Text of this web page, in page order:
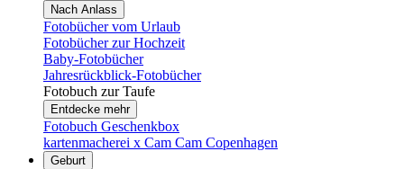
Nach Anlass
Fotobücher vom Urlaub
Fotobücher zur Hochzeit
Baby-Fotobücher
Jahresrückblick-Fotobücher
Fotobuch zur Taufe
Entdecke mehr
Fotobuch Geschenkbox
kartenmacherei x Cam Cam Copenhagen
Geburt